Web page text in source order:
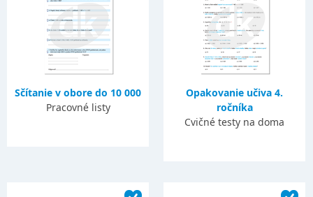
Sčítanie v obore do 10 000
Pracovné listy
Opakovanie učiva 4.
ročníka
Cvičné testy na doma